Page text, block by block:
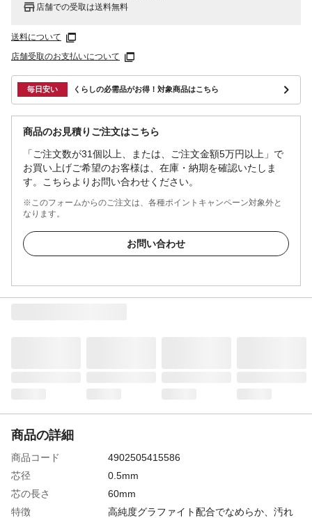
店舗での受取は送料無料
送料について
店舗受取のお支払いについて
毎日安い くらしの必需品がお得！対象商品はこちら
商品のお見積りご注文はこちら
「ご注文数が31個以上、または、ご注文金額5万円以上」で
お買い上げご希望のお客様は、在庫・納期を確認いたしま
す。こちらよりお問い合わせください。
※このフォームからのご注文は、各種ポイントキャンペーン対象外と
なります。
お問い合わせ
商品の詳細
商品コード
4902505415586
芯径
0.5mm
芯の長さ
60mm
特徴
高純度グラファイト配合でなめらか、汚れ